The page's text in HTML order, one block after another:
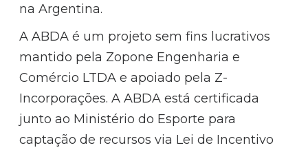
na Argentina.
A ABDA é um projeto sem fins lucrativos
mantido pela Zopone Engenharia e
Comércio LTDA e apoiado pela Z-
Incorporações. A ABDA está certificada
junto ao Ministério do Esporte para
captação de recursos via Lei de Incentivo